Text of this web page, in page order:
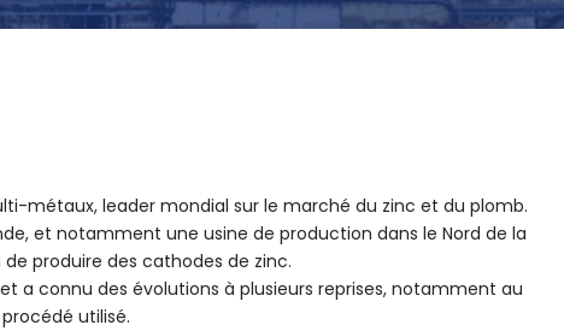
métaux, leader mondial sur le marché du zinc et du plomb.
et notamment une usine de production dans le Nord de la
produire des cathodes de zinc.
a connu des évolutions à plusieurs reprises, notamment au
utilisé.